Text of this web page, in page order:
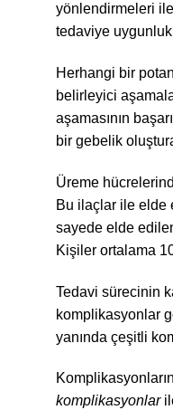
yönlendirmeleri
tedaviye
Herhangi bir
belirleyici
aşamasının
bir gebelik
Üreme
Bu ilaçlar ile elde
sayede elde
Kişiler ortalama
Tedavi sürecinin
komplikasyonlar
yanında çeşitli
komplikasyonlar